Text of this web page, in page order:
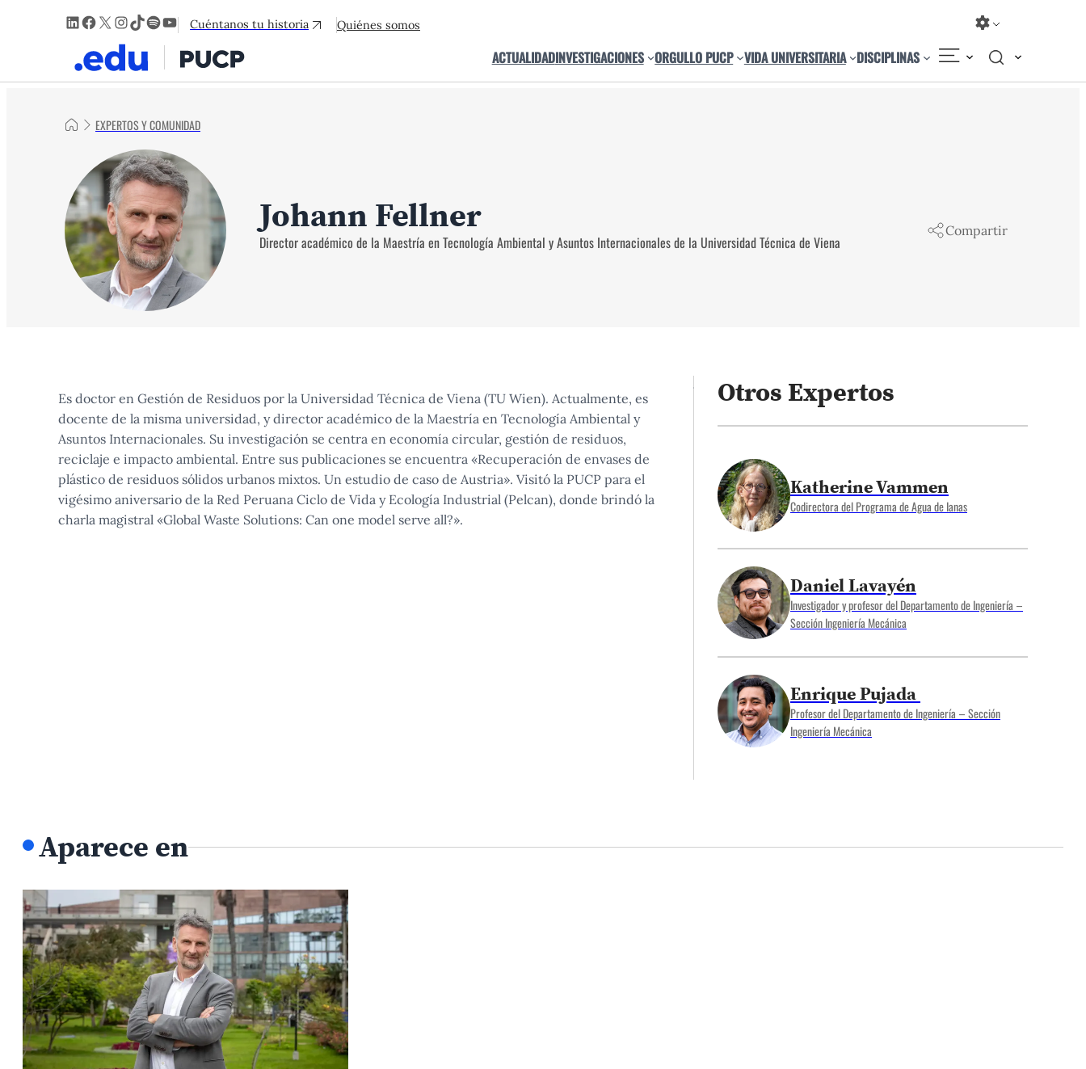
LinkedIn
Facebook
X Instagram
TikTok
Spotify
YouTube
Cuéntanos tu historia Quiénes somos
ACTUALIDADINVESTIGACIONES ORGULLO PUCP VIDA UNIVERSITARIA DISCIPLINAS
EXPERTOS Y COMUNIDAD
Johann Fellner
Director académico de la Maestría en Tecnología Ambiental y Asuntos Internacionales de la Universidad Técnica de Viena
Compartir
Es doctor en Gestión de Residuos por la Universidad Técnica de Viena (TU Wien). Actualmente, es
docente de la misma universidad, y director académico de la Maestría en Tecnología Ambiental y
Asuntos Internacionales. Su investigación se centra en economía circular, gestión de residuos,
reciclaje e impacto ambiental. Entre sus publicaciones se encuentra «Recuperación de envases de
plástico de residuos sólidos urbanos mixtos. Un estudio de caso de Austria». Visitó la PUCP para el
vigésimo aniversario de la Red Peruana Ciclo de Vida y Ecología Industrial (Pelcan), donde brindó la
charla magistral «Global Waste Solutions: Can one model serve all?».
Otros Expertos
Katherine Vammen
Codirectora del Programa de Agua de Ianas
Daniel Lavayén
Investigador y profesor del Departamento de Ingeniería –
Sección Ingeniería Mecánica
Enrique Pujada
Profesor del Departamento de Ingeniería – Sección
Ingeniería Mecánica
Aparece en